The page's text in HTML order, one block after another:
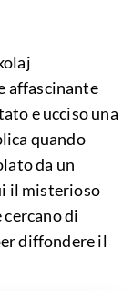
affascinante
e ucciso una
quando
da un
il misterioso
di
diffondere il